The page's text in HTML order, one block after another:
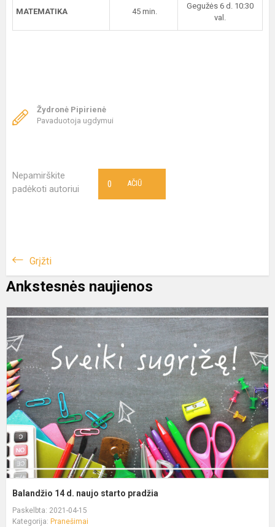
MATEMATIKA 45 min.
Gegužės 6 d. 10:30
val.
Žydronė Pipirienė
Pavaduotoja ugdymui
Nepamirškite
padėkoti autoriui
AČIŪ
0
Grįžti
Ankstesnės naujienos
Balandžio 14 d. naujo starto pradžia
Paskelbta: 2021-04-15
Kategorija: Pranešimai